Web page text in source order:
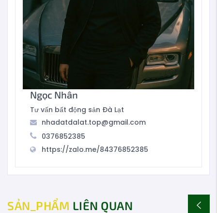
Ngọc Nhân
Tư vấn bất động sản Đà Lạt
nhadatdalat.top@gmail.com
0376852385
https://zalo.me/84376852385
SẢN_PHẨM LIÊN QUAN